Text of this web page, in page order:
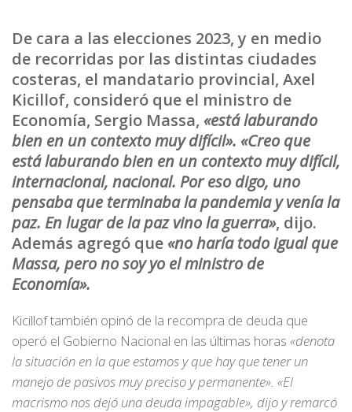
De cara a las elecciones 2023, y en medio
de recorridas por las distintas ciudades
costeras, el mandatario provincial, Axel
Kicillof, consideró que el ministro de
Economía, Sergio Massa, «está laburando
bien en un contexto muy difícil». «Creo que
está laburando bien en un contexto muy difícil,
internacional, nacional. Por eso digo, uno
pensaba que terminaba la pandemia y venía la
paz. En lugar de la paz vino la guerra», dijo.
Además agregó que «no haría todo igual que
Massa, pero no soy yo el ministro de
Economía».
Kicillof también opinó de la recompra de deuda que
operó el Gobierno Nacional en las últimas horas «denota
la situación en la que estamos y que hay que tener un
manejo de pasivos muy preciso y permanente». «El
macrismo nos dejó una deuda impagable», dijo y remarcó